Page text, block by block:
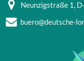
Neunzigstraße 1,
buero@deutsche-